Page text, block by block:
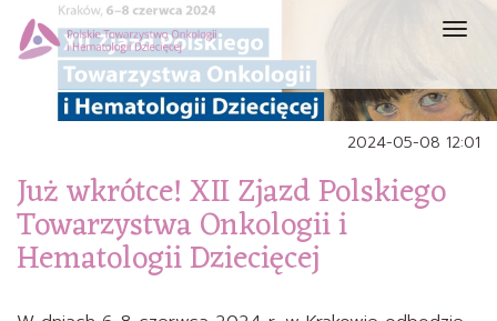
2024-05-08 12:01
Już wkrótce! XII Zjazd Polskiego
Towarzystwa Onkologii i
Hematologii Dziecięcej